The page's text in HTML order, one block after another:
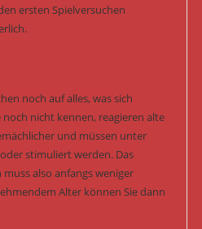
ersten Spielversuchen
noch auf alles, was sich
nicht kennen, reagieren alte
und müssen unter
stimuliert werden. Das
also anfangs weniger
Alter können Sie dann